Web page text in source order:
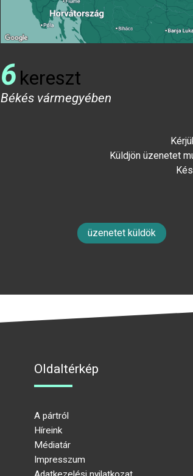
6 kereszt
Békés vármegyében
Küldjön üzenetet
üzenetet küldök
Oldaltérkép
A pártról
Híreink
Médiatár
Impresszum